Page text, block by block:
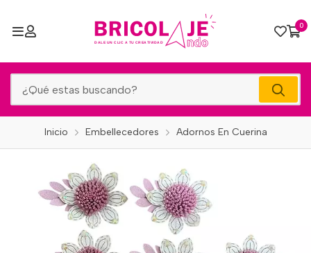
0
Inicio Embellecedores Adornos En Cuerina